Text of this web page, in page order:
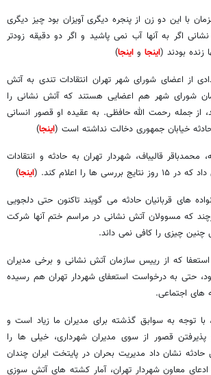
با این دو زن از پنجره دیگری آویزان بود چیز دیگری
اگر به آنها آب نمی پاشید و اگر دو دقیقه زودتر
زنده بودند (اینجا و اینجا)
از اعضای شورای شهر تهران انتقادات تندی به آتش
شورای شهر هم اعضایی هستند که آتش نشانی را
از جمله رحمت الله حافظی. به عقیده او قصور انسانی
خیابان جمهوری دخالت نداشته است (اینجا)
قالیباف، شهردار تهران به حادثه و انتقادات
ها را اعلام کند. (
اینجا)
های قربانیان حادثه می گویند تاکنون حتی دلجویی
که مسوولان آتش نشانی در مراسم ختم آنها شرکت
چنین چیزی را کافی نمی داند.
که از رییس سازمان آتش نشانی و برخی مدیران
حتی به درخواست استعفای شهردار تهران هم رسیده
اجتماعی.
با توجه به سوابق گذشته برای مدیران ما زیاد است و
قصور از سوی مدیران شهرداری، خیلی ها را
نشان داد مدیریت بحران در پایتخت ایران چندان
معاون شهردار تهران، آمار کشته های آتش سوزی